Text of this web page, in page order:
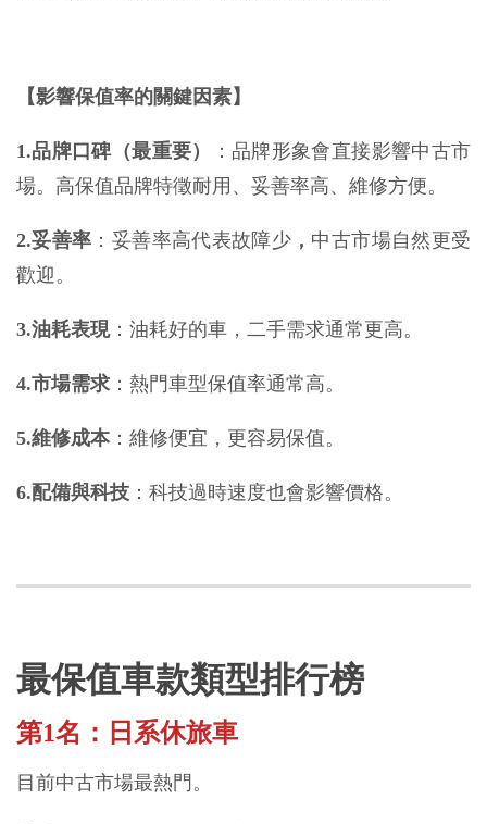
【影響保值率的關鍵因素】
1.品牌口碑（最重要）
：品牌形象會直接影響中古市
場。高保值品牌特徵耐用、妥善率高、維修方便。
2.妥善率 ：妥善率高代表故障少 ， 中古市場自然更受
歡迎。
3.油耗表現：油耗好的車，二手需求通常更高。
4.市場需求 ：熱門車型保值率通常高。
5.維修成本：維修便宜，更容易保值。
6.配備與科技 ：科技過時速度也會影響價格。
最保值車款類型排行榜
第1名：日系休旅車
目前中古市場最熱門。